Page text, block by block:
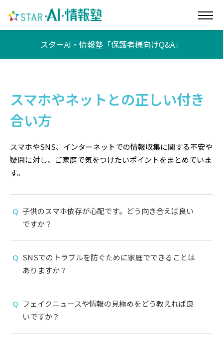
スターAI・情報塾「保護者様向けQ&A」
スマホやネットとの正しい付き
合い方
スマホやSNS、インターネットでの情報収集に関する不安や
疑問に対し、ご家庭で気をつけたいポイントをまとめていま
す。
子供のスマホ依存が心配です。どう向き合えば良い
ですか？
SNSでのトラブルを防ぐために家庭でできることは
ありますか？
フェイクニュースや情報の見極めをどう教えれば良
いですか？